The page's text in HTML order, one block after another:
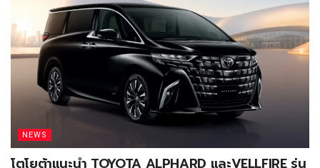
NEWS
โตโยต้าแนะนำ TOYOTA ALPHARD และVELLFIRE รุ่น